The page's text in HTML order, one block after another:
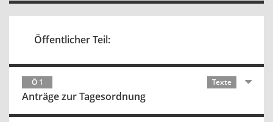
Öffentlicher Teil:
Ö 1 Texte
Anträge zur Tagesordnung